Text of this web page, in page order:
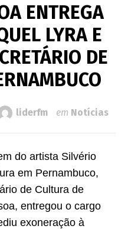
ENTREGA
LYRA E
DE
liderfm em Notícias
do artista Silvério
em Pernambuco,
de Cultura de
entregou o cargo
exoneração à